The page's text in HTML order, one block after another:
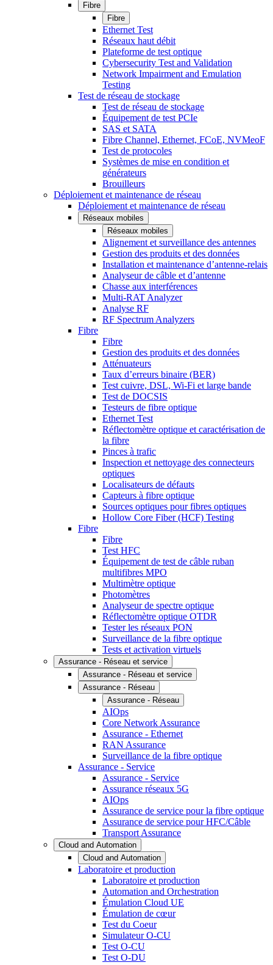
Fibre
Fibre
Ethernet Test
Réseaux haut débit
Plateforme de test optique
Cybersecurity Test and Validation
Network Impairment and Emulation
Testing
Test de réseau de stockage
Test de réseau de stockage
Équipement de test PCIe
SAS et SATA
Fibre Channel, Ethernet, FCoE, NVMeoF
Test de protocoles
Systèmes de mise en condition et
générateurs
Brouilleurs
Déploiement et maintenance de réseau
Déploiement et maintenance de réseau
Réseaux mobiles
Réseaux mobiles
Alignement et surveillance des antennes
Gestion des produits et des données
Installation et maintenance d’antenne-relais
Analyseur de câble et d’antenne
Chasse aux interférences
Multi-RAT Analyzer
Analyse RF
RF Spectrum Analyzers
Fibre
Fibre
Gestion des produits et des données
Atténuateurs
Taux d’erreurs binaire (BER)
Test cuivre, DSL, Wi-Fi et large bande
Test de DOCSIS
Testeurs de fibre optique
Ethernet Test
Réflectomètre optique et caractérisation de
la fibre
Pinces à trafic
Inspection et nettoyage des connecteurs
optiques
Localisateurs de défauts
Capteurs à fibre optique
Sources optiques pour fibres optiques
Hollow Core Fiber (HCF) Testing
Fibre
Fibre
Test HFC
Équipement de test de câble ruban
multifibres MPO
Multimètre optique
Photomètres
Analyseur de spectre optique
Réflectomètre optique OTDR
Tester les réseaux PON
Surveillance de la fibre optique
Tests et activation virtuels
Assurance - Réseau et service
Assurance - Réseau et service
Assurance - Réseau
Assurance - Réseau
AIOps
Core Network Assurance
Assurance - Ethernet
RAN Assurance
Surveillance de la fibre optique
Assurance - Service
Assurance - Service
Assurance réseaux 5G
AIOps
Assurance de service pour la fibre optique
Assurance de service pour HFC/Câble
Transport Assurance
Cloud and Automation
Cloud and Automation
Laboratoire et production
Laboratoire et production
Automation and Orchestration
Émulation Cloud UE
Émulation de cœur
Test du Coeur
Simulateur O-CU
Test O-CU
Test O-DU